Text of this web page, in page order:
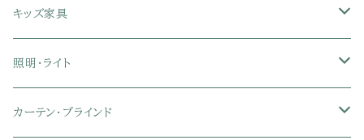
ソファベッド
マットレス
セミシングル
セミシングル
こたつ布団
シングル
セミダブル
木製ダイニング
スチール脚ダイニング
伸縮式テーブル
学習机
ツインデスク
デスクセット
ハイバックオフィスチェア
スツール・オットマン
学習椅子
ファブリックチェア
オフィス収納
オフィス雑貨
オフィス家電
タオルハンガー
洗濯カゴ・ワゴン
物干しスタンド
タオル
食器・食器スタンド
キャニスター・ディスペンサー
キッズ家具
絵本ラック・本棚
ラック・ランドセルラック
照明・ライト
シーリングライト
カーテン・ブラインド